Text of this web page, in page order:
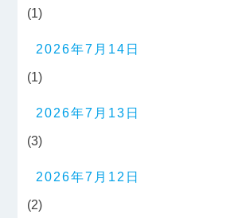
(1)
2026年7月14日
(1)
2026年7月13日
(3)
2026年7月12日
(2)